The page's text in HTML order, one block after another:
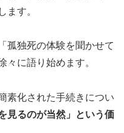
ます。
孤独死の体験を聞かせて
々に語り始めます。
素化された手続きについ
見るのが当然」という価